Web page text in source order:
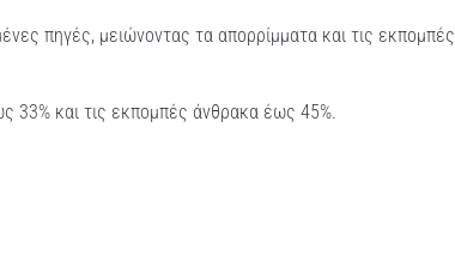
πηγές, μειώνοντας τα απορρίμματα και τις εκπομπές
33% και τις εκπομπές άνθρακα έως 45%.